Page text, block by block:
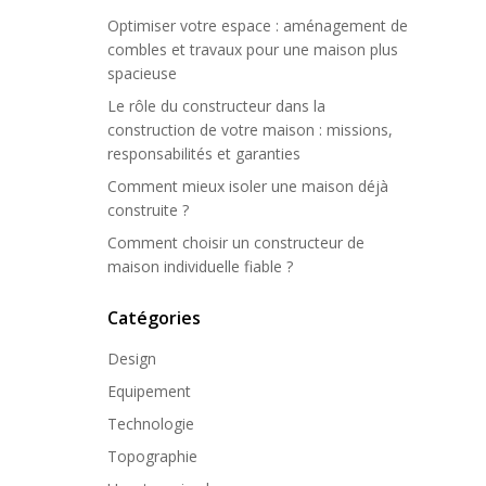
Optimiser votre espace : aménagement de
combles et travaux pour une maison plus
spacieuse
Le rôle du constructeur dans la
construction de votre maison : missions,
responsabilités et garanties
Comment mieux isoler une maison déjà
construite ?
Comment choisir un constructeur de
maison individuelle fiable ?
Catégories
Design
Equipement
Technologie
Topographie